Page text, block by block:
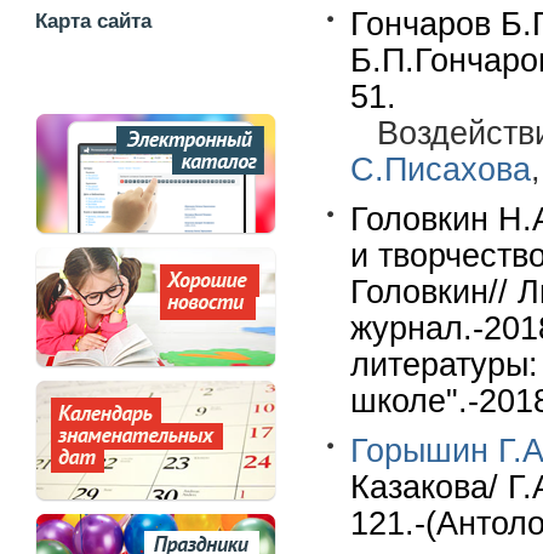
Карта сайта
Гончаров
51.
С.Писахова
Головкин
и
Головкин//
журнал.-
школе".-
Горышин
Казакова/
121.-